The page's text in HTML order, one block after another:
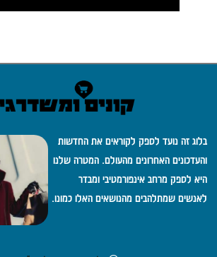
בלוג זה נועד לספק לקוראים את החדשות
והעדכונים האחרונים מהעולם. המטרה שלנו
היא לספק מרחב אינפורמטיבי ומבדר
לאנשים שמתלהבים מהנושאים האלו כמונו.